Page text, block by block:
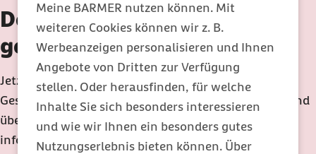
Meine BARMER nutzen können. Mit
weiteren Cookies können wir z. B.
Werbeanzeigen personalisieren und Ihnen
Angebote von Dritten zur Verfügung
stellen. Oder herausfinden, für welche
Inhalte Sie sich besonders interessieren
und wie wir Ihnen ein besonders gutes
Nutzungserlebnis bieten können. Über
Dein Newsletter für ein
gesünderes Leben
Jetzt unverbindlich anmelden, monatlich
Gesundheitsthemen mit wertvollen Tipps erhalten und
über exklusive Barmer Services und Neuigkeiten
informiert werden.